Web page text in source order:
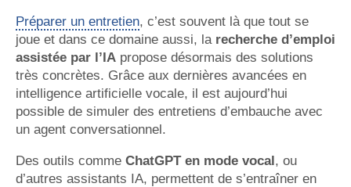
Préparer un entretien, c’est souvent là que tout se
joue et dans ce domaine aussi, la recherche d’emploi
assistée par l’IA propose désormais des solutions
très concrètes. Grâce aux dernières avancées en
intelligence artificielle vocale, il est aujourd’hui
possible de simuler des entretiens d’embauche avec
un agent conversationnel.
Des outils comme ChatGPT en mode vocal, ou
d’autres assistants IA, permettent de s’entraîner en